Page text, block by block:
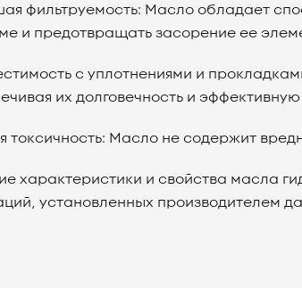
фильтруемость: Масло обладает
и предотвращать засорение ее
с уплотнениями и
их долговечность и
токсичность: Масло не содержит
характеристики и свойства масла
установленных производителем